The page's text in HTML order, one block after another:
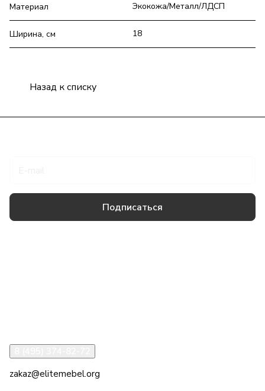
Материал Экокожа/Металл/ЛДСП
Ширина, см 18
Назад к списку
Подписаться
zakaz@elitemebel.org